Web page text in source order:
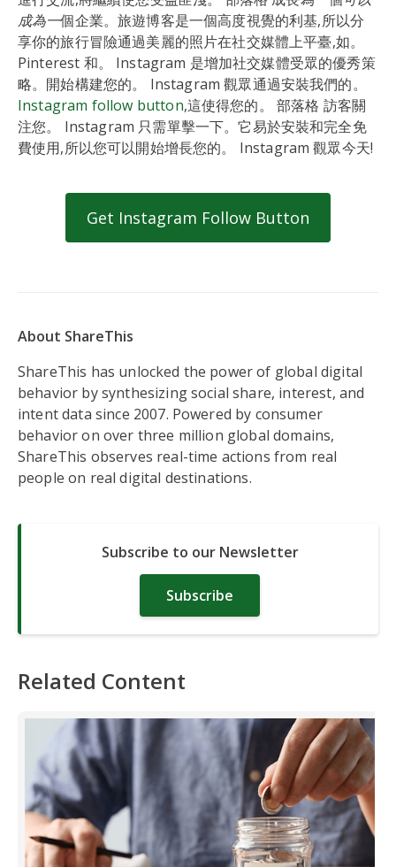
成為一個企業。旅遊博客是一個高度視覺的利基,所以分
享你的旅行冒險通過美麗的照片在社交媒體上平臺,如。
Pinterest 和。 Instagram 是增加社交媒體受眾的優秀策
略。開始構建您的。 Instagram 觀眾通過安裝我們的。
Instagram follow button,這使得您的。 部落格 訪客關
注您。 Instagram 只需單擊一下。它易於安裝和完全免
費使用,所以您可以開始增長您的。 Instagram 觀眾今天!
Get Instagram Follow Button
About ShareThis
ShareThis has unlocked the power of global digital
behavior by synthesizing social share, interest, and
intent data since 2007. Powered by consumer
behavior on over three million global domains,
ShareThis observes real-time actions from real
people on real digital destinations.
Subscribe to our Newsletter
Subscribe
Related Content